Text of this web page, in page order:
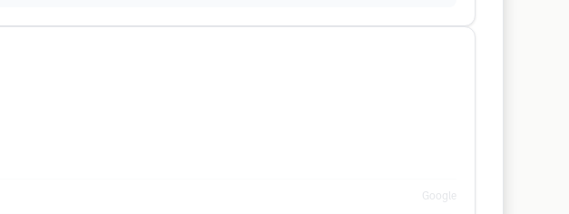
Google